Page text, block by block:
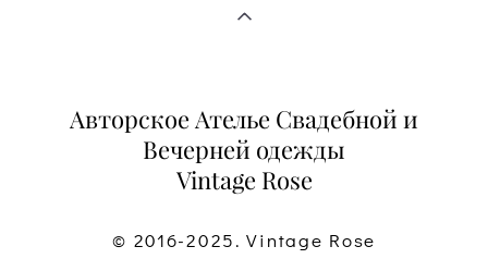
Авторское Ателье Свадебной и
Вечерней одежды
Vintage Rose
© 2016-2025. Vintage Rose